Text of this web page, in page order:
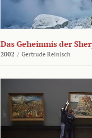
Das Geheimnis der
2002 / Gertrude Reinisch